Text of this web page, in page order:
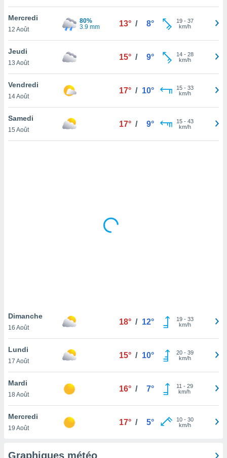
votre
à
en
le
notre
que
et que
Mercredi
12 Août
80%
3.9 mm
13° / 8° 19- 37
km/h
Jeudi
13 Août
15° / 9° 14- 28
km/h
Vendredi
14 Août
17° / 10° 15- 33
km/h
Samedi
15 Août
17° / 9° 15- 43
km/h
Dimanche
16 Août
18° / 12° 19- 33
km/h
Lundi
17 Août
15° / 10° 20- 39
km/h
Mardi
18 Août
16° / 7° 11 - 29
km/h
Mercredi
19 Août
17° / 5° 10- 30
km/h
Graphiques météo